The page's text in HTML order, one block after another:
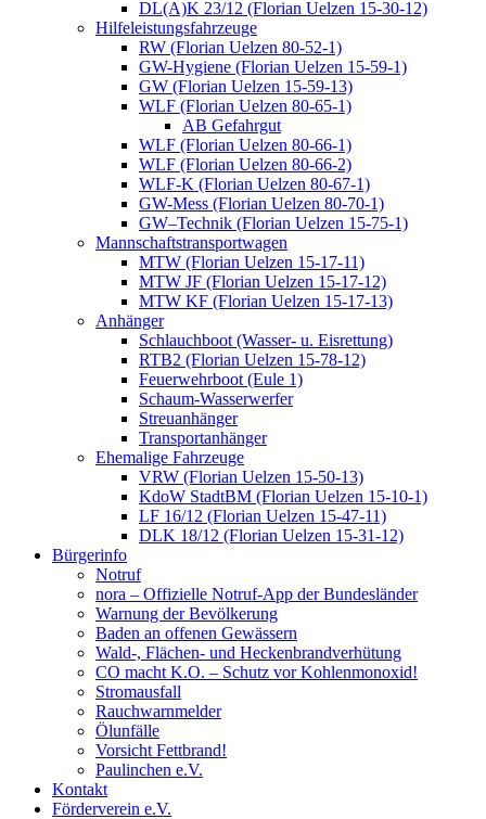
DL(A)K 23/12 (Florian Uelzen 15-30-12)
Hilfeleistungsfahrzeuge
RW (Florian Uelzen 80-52-1)
GW-Hygiene (Florian Uelzen 15-59-1)
GW (Florian Uelzen 15-59-13)
WLF (Florian Uelzen 80-65-1)
AB Gefahrgut
WLF (Florian Uelzen 80-66-1)
WLF (Florian Uelzen 80-66-2)
WLF-K (Florian Uelzen 80-67-1)
GW-Mess (Florian Uelzen 80-70-1)
GW–Technik (Florian Uelzen 15-75-1)
Mannschaftstransportwagen
MTW (Florian Uelzen 15-17-11)
MTW JF (Florian Uelzen 15-17-12)
MTW KF (Florian Uelzen 15-17-13)
Anhänger
Schlauchboot (Wasser- u. Eisrettung)
RTB2 (Florian Uelzen 15-78-12)
Feuerwehrboot (Eule 1)
Schaum-Wasserwerfer
Streuanhänger
Transportanhänger
Ehemalige Fahrzeuge
VRW (Florian Uelzen 15-50-13)
KdoW StadtBM (Florian Uelzen 15-10-1)
LF 16/12 (Florian Uelzen 15-47-11)
DLK 18/12 (Florian Uelzen 15-31-12)
Bürgerinfo
Notruf
nora – Offizielle Notruf-App der Bundesländer
Warnung der Bevölkerung
Baden an offenen Gewässern
Wald-, Flächen- und Heckenbrandverhütung
CO macht K.O. – Schutz vor Kohlenmonoxid!
Stromausfall
Rauchwarnmelder
Ölunfälle
Vorsicht Fettbrand!
Paulinchen e.V.
Kontakt
Förderverein e.V.